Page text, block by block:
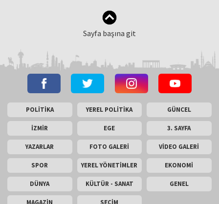
Sayfa başına git
POLİTİKA YEREL POLİTİKA GÜNCEL
İZMİR EGE 3. SAYFA
YAZARLAR FOTO GALERİ VİDEO GALERİ
SPOR YEREL YÖNETİMLER EKONOMİ
DÜNYA KÜLTÜR - SANAT GENEL